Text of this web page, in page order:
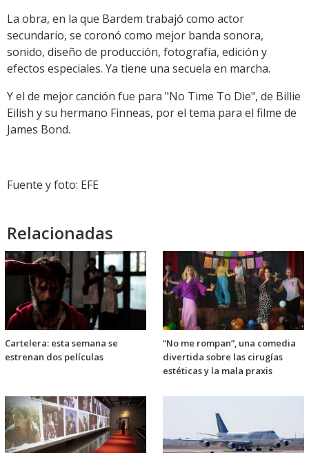
La obra, en la que Bardem trabajó como actor
secundario, se coronó como mejor banda sonora,
sonido, diseño de producción, fotografía, edición y
efectos especiales. Ya tiene una secuela en marcha.
Y el de mejor canción fue para "No Time To Die", de Billie
Eilish y su hermano Finneas, por el tema para el filme de
James Bond.
Fuente y foto: EFE
Relacionadas
Cartelera: esta semana se
estrenan dos películas
“No me rompan”, una comedia
divertida sobre las cirugías
estéticas y la mala praxis